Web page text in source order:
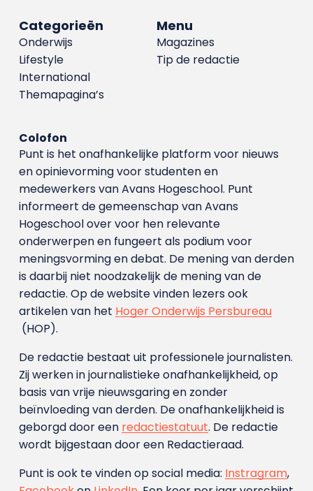
Menu
Magazines
Tip de redactie
Categorieën
Onderwijs
Lifestyle
International
Themapagina’s
Colofon
Punt is het onafhankelijke platform voor nieuws
en opinievorming voor studenten en
medewerkers van Avans Hoge­school. Punt
informeert de gemeenschap van Avans
Hogeschool over voor hen relevante
onderwerpen en fungeert als podium voor
meningsvorming en debat. De mening van derden
is daarbij niet noodzakelijk de mening van de
redactie. Op de website vinden lezers ook
artikelen van het Hoger Onderwijs Persbureau
(HOP).
De redactie bestaat uit professionele journalisten.
Zij werken in journalistieke onafhankelijkheid, op
basis van vrije nieuwsgaring en zonder
beïnvloeding van derden. De onafhankelijkheid is
geborgd door een redactiestatuut. De redactie
wordt bijgestaan door een Redactieraad.
Punt is ook te vinden op social media: Instragram,